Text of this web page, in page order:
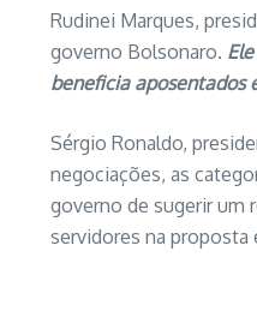
Rudinei Marques,
governo Bolsonaro.
beneficia aposentados
Sérgio Ronaldo,
negociações, as
governo de sugerir um
servidores na proposta